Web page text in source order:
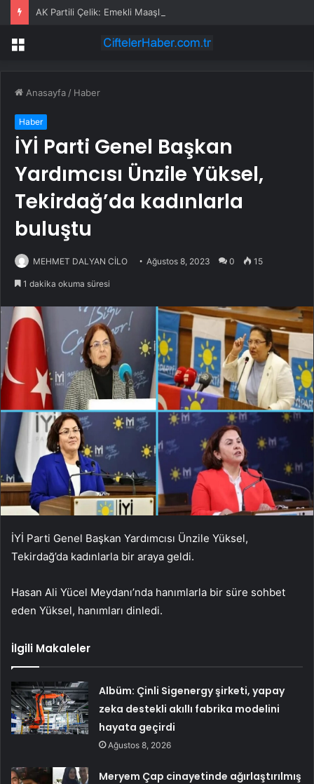
Menü
Anasayfa / Haber
Haber
İYİ Parti Genel Başkan
Yardımcısı Ünzile Yüksel,
Tekirdağ’da kadınlarla
buluştu
MEHMET DALYAN CİLO Ağustos 8, 2023 0 15
1 dakika okuma süresi
İYİ Parti Genel Başkan Yardımcısı Ünzile Yüksel,
Tekirdağ’da kadınlarla bir araya geldi.
Hasan Ali Yücel Meydanı’nda hanımlarla bir süre sohbet
eden Yüksel, hanımları dinledi.
İlgili Makaleler
Albüm: Çinli Sigenergy şirketi, yapay
zeka destekli akıllı fabrika modelini
hayata geçirdi
Ağustos 8, 2026
Meryem Çap cinayetinde ağırlaştırılmış